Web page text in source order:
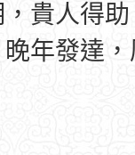
貴人得
年發達